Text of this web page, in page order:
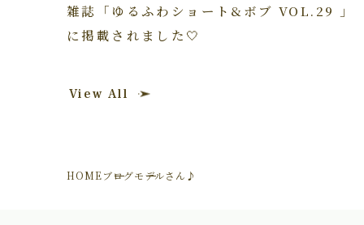
雑誌「ゆるふわショート&ボブ VOL.29 」
に掲載されました🤍
View All
HOMEブログモデルさん♪